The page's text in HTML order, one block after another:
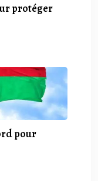
protéger
pour